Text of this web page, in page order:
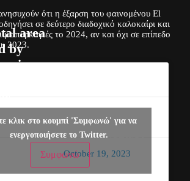
ότι η έξαρση του φαινομένου El
σε δεύτερο διαδοχικό καλοκαίρι και
με πυρκαγιές το 2024, αν και όχι σε επίπεδο
2023.
area
by
in
this year
18
hectares,
is two and
times the
record
— CBC News
(@CBCNews)
October 19, 2023
κλικ στο κουμπί 'Συμφωνώ' για να
ενεργοποιήσετε το Twitter.
Συμφωνώ